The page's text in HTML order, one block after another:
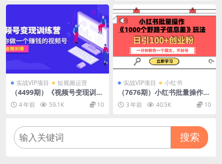
实战VIP项目 短视频运营
（4499期）《视频号变现训练
营》带你做一个赚钱的视频
号，佣金赚到爆！
4 年前 59.1K 10
实战VIP项目 小红书
（7676期）小红书批量操作
《1000个野路子信息差》玩法
日引100+创业粉 一分钟一个
3 年前 40.5K 10
搜索